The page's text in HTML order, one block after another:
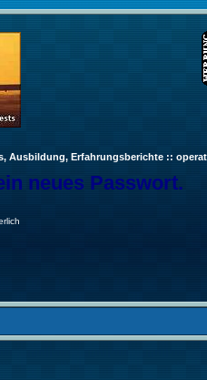
Ausbildung, Erfahrungsberichte ::
neues Passwort.